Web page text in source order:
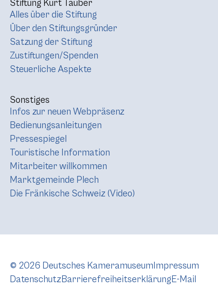
Stiftung Kurt Tauber
Alles über die Stiftung
Über den Stiftungsgründer
Satzung der Stiftung
Zustiftungen/Spenden
Steuerliche Aspekte
Sonstiges
Infos zur neuen Webpräsenz
Bedienungsanleitungen
Pressespiegel
Touristische Information
Mitarbeiter willkommen
Marktgemeinde Plech
Die Fränkische Schweiz (Video)
© 2026 Deutsches Kameramuseum Impressum
DatenschutzBarrierefreiheitserklärungE-Mail